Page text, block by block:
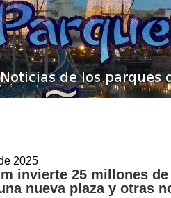
2025
invierte 25 millones
nueva plaza y otras